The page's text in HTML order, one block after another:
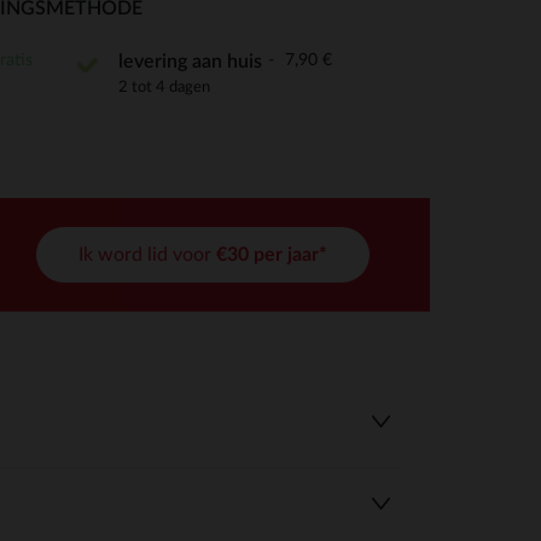
aan te passen en te beheren, en zorgt ervoor dat aan
levering aan huis 7,90 €
2 tot 4 dagen
Ik word lid voor €30 per jaar*